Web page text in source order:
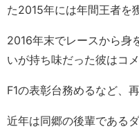
た2015年には年間王者を
2016年末でレースから身
いが持ち味だった彼はコ
F1の表彰台務めるなど、
近年は同郷の後輩である